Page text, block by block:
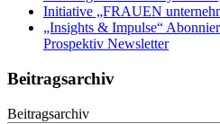
Initiative „FRAUEN
„Insights & Impulse“
Prospektiv Newsletter
Beitragsarchiv
Beitragsarchiv